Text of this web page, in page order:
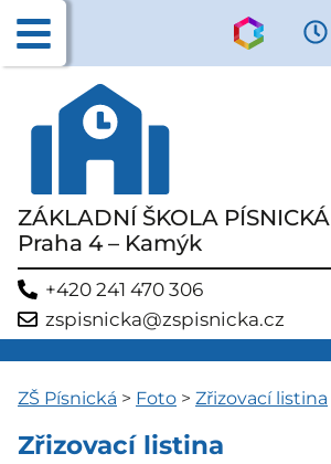
ZÁKLADNÍ ŠKOLA PÍSNICKÁ
Praha 4 – Kamýk
+420 241 470 306
zspisnicka@zspisnicka.cz
ZŠ Písnická > Foto > Zřizovací listina
Zřizovací listina